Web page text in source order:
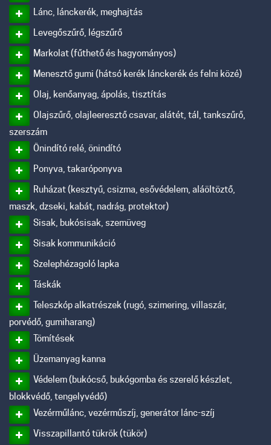
Lánc, lánckerék, meghajtás
Levegőszűrő, légszűrő
Markolat (fűthető és hagyományos)
Menesztő gumi (hátsó kerék lánckerék és felni közé)
Olaj, kenőanyag, ápolás, tisztítás
Olajszűrő, olajleeresztő csavar, alátét, tál, tankszűrő,
szerszám
Önindító relé, önindító
Ponyva, takaróponyva
Ruházat (kesztyű, csizma, esővédelem, aláöltöztő,
maszk, dzseki, kabát, nadrág, protektor)
Sisak, bukósisak, szemüveg
Sisak kommunikáció
Szelephézagoló lapka
Táskák
Teleszkóp alkatrészek (rugó, szimering, villaszár,
porvédő, gumiharang)
Tömítések
Üzemanyag kanna
Védelem (bukócső, bukógomba és szerelő készlet,
blokkvédő, tengelyvédő)
Vezérműlánc, vezérműszíj, generátor lánc-szíj
Visszapillantó tükrök (tükör)